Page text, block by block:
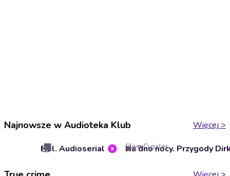
Najnowsze w Audioteka Klub Więcej >
Hel. Audioserial Clive Cussler
4.7